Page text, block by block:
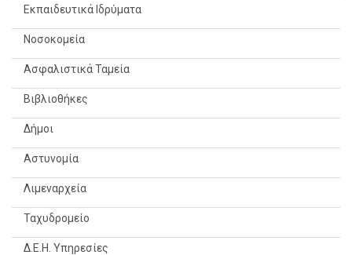
Εκπαιδευτικά Ιδρύματα
Νοσοκομεία
Ασφαλιστικά Ταμεία
Βιβλιοθήκες
Δήμοι
Αστυνομία
Λιμεναρχεία
Ταχυδρομείο
Δ.Ε.Η. Υπηρεσίες